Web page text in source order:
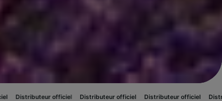
officiel Distributeur officiel Distributeur officiel Distributeur officiel